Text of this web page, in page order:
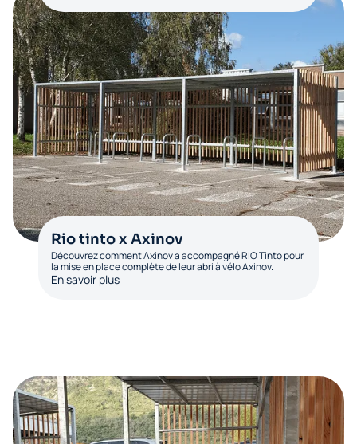
Rio tinto x Axinov
Découvrez comment Axinov a accompagné RIO Tinto pour
la mise en place complète de leur abri à vélo Axinov.
En savoir plus